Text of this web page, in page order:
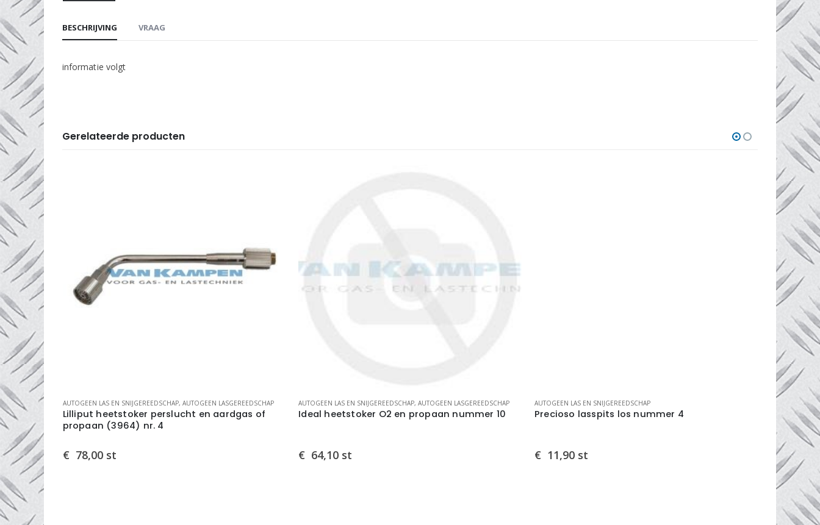
BESCHRIJVING VRAAG
informatie volgt
Gerelateerde producten
AUTOGEEN LAS EN SNIJGEREEDSCHAP, AUTOGEEN LASGEREEDSCHAP
Lilliput heetstoker perslucht en aardgas of
propaan (3964) nr. 4
€ 78,00 st
AUTOGEEN LAS EN SNIJGEREEDSCHAP,AUTOGEEN LASGEREEDSCHAP
Ideal heetstoker O2 en propaan nummer 10
€ 64,10 st
AUTOGEEN LAS EN SNIJGEREEDSCHAP
Precioso lasspits los nummer 4
€ 11,90 st
AUTOGEEN
€ 76,25